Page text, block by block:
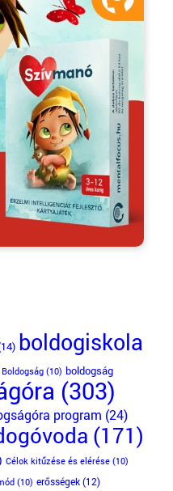
boldogiskola
Boldogság(10) boldogság
(303)
program (24)
(171)
Célok kitűzése és elérése(10)
(10) erősségek(12)